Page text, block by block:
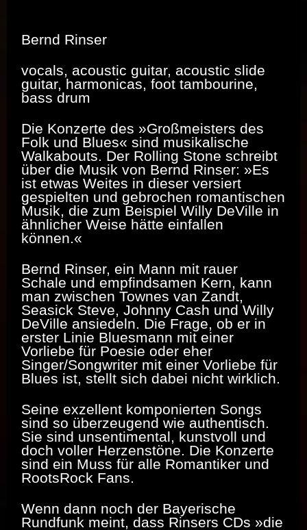
Bernd Rinser
vocals, acoustic guitar, acoustic slide
guitar, harmonicas, foot tambourine,
bass drum
Die Konzerte des »Großmeisters des
Folk und Blues« sind musikalische
Walkabouts. Der Rolling Stone schreibt
über die Musik von Bernd Rinser: »Es
ist etwas Weites in dieser versiert
gespielten und gebrochen romantischen
Musik, die zum Beispiel Willy DeVille in
ähnlicher Weise hätte einfallen
können.«
Bernd Rinser, ein Mann mit rauer
Schale und empfindsamen Kern, kann
man zwischen Townes van Zandt,
Seasick Steve, Johnny Cash und Willy
DeVille ansiedeln. Die Frage, ob er in
erster Linie Bluesmann mit einer
Vorliebe für Poesie oder eher
Singer/Songwriter mit einer Vorliebe für
Blues ist, stellt sich dabei nicht wirklich.
Seine exzellent komponierten Songs
sind so überzeugend wie authentisch.
Sie sind unsentimental, kunstvoll und
doch voller Herzenstöne. Die Konzerte
sind ein Muss für alle Romantiker und
RootsRock Fans.
Wenn dann noch der Bayerische
Rundfunk meint, dass Rinsers CDs »die